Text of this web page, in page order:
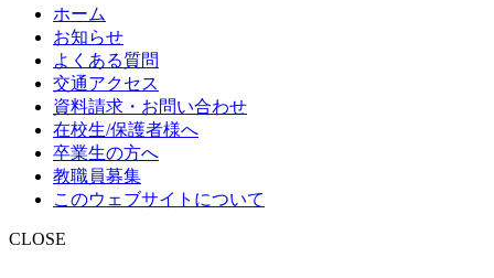
ホーム
お知らせ
よくある質問
交通アクセス
資料請求・お問い合わせ
在校生/保護者様へ
卒業生の方へ
教職員募集
このウェブサイトについて
CLOSE